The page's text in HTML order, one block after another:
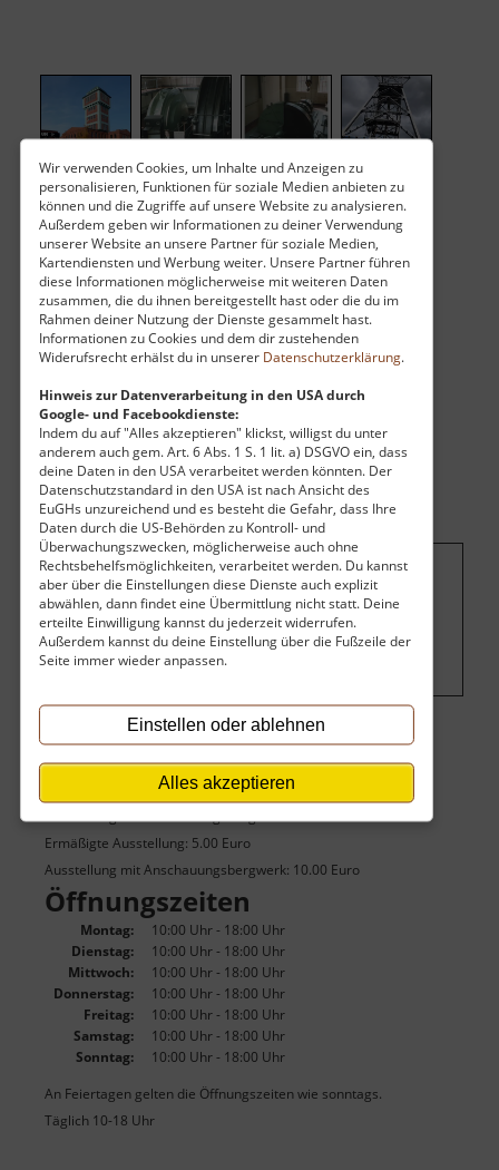
Wir verwenden Cookies, um Inhalte und Anzeigen zu
personalisieren, Funktionen für soziale Medien anbieten zu
können und die Zugriffe auf unsere Website zu analysieren.
Außerdem geben wir Informationen zu deiner Verwendung
unserer Website an unsere Partner für soziale Medien,
Kartendiensten und Werbung weiter. Unsere Partner führen
diese Informationen möglicherweise mit weiteren Daten
zusammen, die du ihnen bereitgestellt hast oder die du im
Rahmen deiner Nutzung der Dienste gesammelt hast.
Informationen zu Cookies und dem dir zustehenden
Widerufsrecht erhälst du in unserer Datenschutzerklärung.
Hinweis zur Datenverarbeitung in den USA durch
Google- und Facebookdienste:
Indem du auf "Alles akzeptieren" klickst, willigst du unter
anderem auch gem. Art. 6 Abs. 1 S. 1 lit. a) DSGVO ein, dass
deine Daten in den USA verarbeitet werden könnten. Der
Datenschutzstandard in den USA ist nach Ansicht des
EuGHs unzureichend und es besteht die Gefahr, dass Ihre
Daten durch die US-Behörden zu Kontroll- und
Überwachungszwecken, möglicherweise auch ohne
Rechtsbehelfsmöglichkeiten, verarbeitet werden. Du kannst
aber über die Einstellungen diese Dienste auch explizit
abwählen, dann findet eine Übermittlung nicht statt. Deine
erteilte Einwilligung kannst du jederzeit widerrufen.
Außerdem kannst du deine Einstellung über die Fußzeile der
Seite immer wieder anpassen.
Einstellen oder ablehnen
Alles akzeptieren
Um dieses Projekt zu finanzieren, wird
hier Werbung eingeblendet.Cookie-
Einstellungen ändern.
Eintritt
Erwachsener Ausstellung: 8.00 Euro
Ausstellung mit Anschauungsbergwerk: 13.00 Euro
Ermäßigte Ausstellung: 5.00 Euro
Ausstellung mit Anschauungsbergwerk: 10.00 Euro
Öffnungszeiten
Montag:
10:00 Uhr - 18:00 Uhr
Dienstag:
10:00 Uhr - 18:00 Uhr
Mittwoch:
10:00 Uhr - 18:00 Uhr
Donnerstag:
10:00 Uhr - 18:00 Uhr
Freitag:
10:00 Uhr - 18:00 Uhr
Samstag:
10:00 Uhr - 18:00 Uhr
Sonntag:
10:00 Uhr - 18:00 Uhr
An Feiertagen gelten die Öffnungszeiten wie sonntags.
Täglich 10-18 Uhr